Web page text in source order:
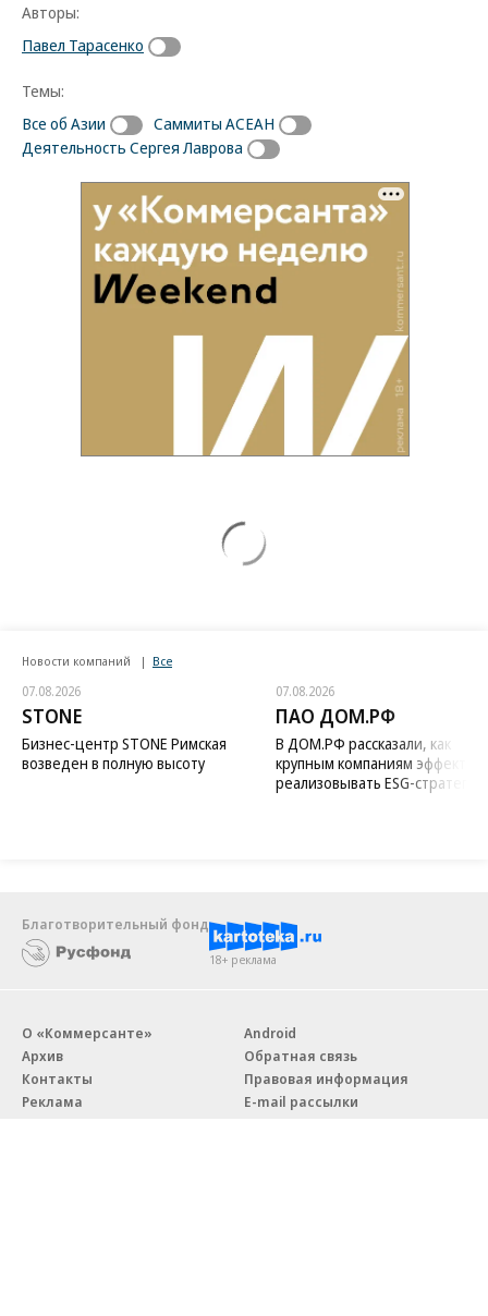
Авторы:
Павел Тарасенко
Темы:
Все об Азии
Саммиты АСЕАН
Деятельность Сергея Лаврова
Новости компаний Все
07.08.2026
STONE
Бизнес-центр STONE Римская
возведен в полную высоту
07.08.2026
ПАО ДОМ.РФ
В ДОМ.РФ рассказали, как
крупным компаниям
реализовывать ESG-стратегию
Благотворительный фонд
18+ реклама
О «Коммерсанте»
Архив
Контакты
Реклама
Android
Обратная связь
Правовая информация
E-mail рассылки